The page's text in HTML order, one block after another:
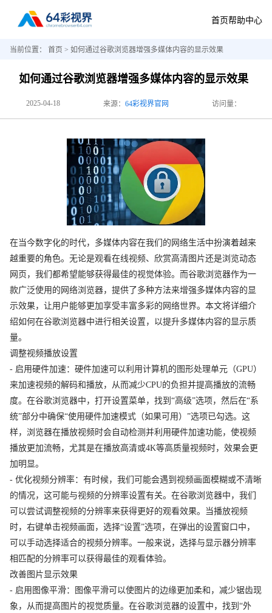
首页帮助中心
当前位置： 首页 > 如何通过谷歌浏览器增强多媒体内容的显示效果
如何通过谷歌浏览器增强多媒体内容的显示效果
2025-04-18 来源： 64彩视界官网 访问量：
在当今数字化的时代，多媒体内容在我们的网络生活中扮演着越来
越重要的角色。无论是观看在线视频、欣赏高清图片还是浏览动态
网页，我们都希望能够获得最佳的视觉体验。而谷歌浏览器作为一
款广泛使用的网络浏览器，提供了多种方法来增强多媒体内容的显
示效果，让用户能够更加享受丰富多彩的网络世界。本文将详细介
绍如何在谷歌浏览器中进行相关设置，以提升多媒体内容的显示质
量。
调整视频播放设置
- 启用硬件加速：硬件加速可以利用计算机的图形处理单元（GPU）
来加速视频的解码和播放，从而减少CPU的负担并提高播放的流畅
度。在谷歌浏览器中，打开设置菜单，找到“高级”选项，然后在“系
统”部分中确保“使用硬件加速模式（如果可用）”选项已勾选。这
样，浏览器在播放视频时会自动检测并利用硬件加速功能，使视频
播放更加流畅，尤其是在播放高清或4K等高质量视频时，效果会更
加明显。
- 优化视频分辨率：有时候，我们可能会遇到视频画面模糊或不清晰
的情况，这可能与视频的分辨率设置有关。在谷歌浏览器中，我们
可以尝试调整视频的分辨率来获得更好的观看效果。当播放视频
时，右键单击视频画面，选择“设置”选项，在弹出的设置窗口中，
可以手动选择适合的视频分辨率。一般来说，选择与显示器分辨率
相匹配的分辨率可以获得最佳的观看体验。
改善图片显示效果
- 启用图像平滑：图像平滑可以使图片的边缘更加柔和，减少锯齿现
象，从而提高图片的视觉质量。在谷歌浏览器的设置中，找到“外